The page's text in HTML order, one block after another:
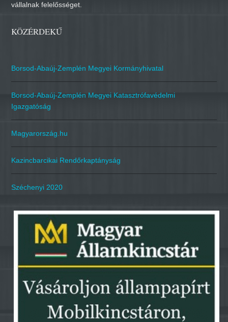
vállalnak felelősséget.
KÖZÉRDEKŰ
Borsod-Abaúj-Zemplén Megyei Kormányhivatal
Borsod-Abaúj-Zemplén Megyei Katasztrófavédelmi
Igazgatóság
Magyarország.hu
Kazincbarcikai Rendőrkaptányság
Széchenyi 2020